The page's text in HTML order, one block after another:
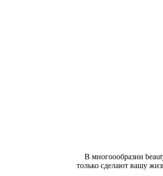
В многоообразии
только сделают вашу